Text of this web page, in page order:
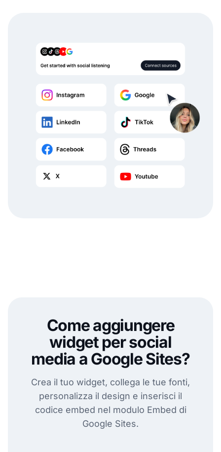
Come aggiungere
widget per social
media a Google Sites?
Crea il tuo widget, collega le tue fonti,
personalizza il design e inserisci il
codice embed nel modulo Embed di
Google Sites.